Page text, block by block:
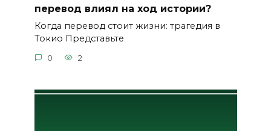
перевод влиял на ход истории?
Когда перевод стоит жизни: трагедия в
Токио Представьте
0 2